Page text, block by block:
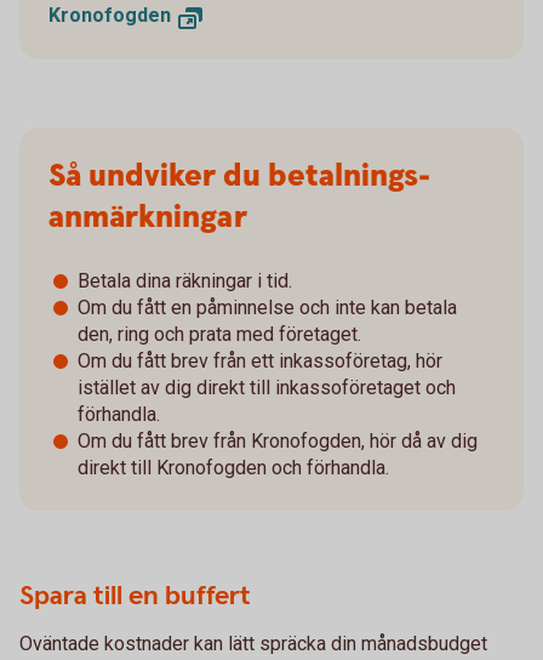
Kronofogden
Så undviker du betalnings­
anmärkningar
Betala dina räkningar i tid.
Om du fått en påminnelse och inte kan betala
den, ring och prata med företaget.
Om du fått brev från ett inkassoföretag, hör
istället av dig direkt till inkassoföretaget och
förhandla.
Om du fått brev från Kronofogden, hör då av dig
direkt till Kronofogden och förhandla.
Spara till en buffert
Oväntade kostnader kan lätt spräcka din månadsbudget